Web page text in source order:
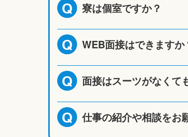
Q 寮は個室ですか？
Q WEB面接はできますか
Q 面接はスーツがなくて
Q 仕事の紹介や相談をお